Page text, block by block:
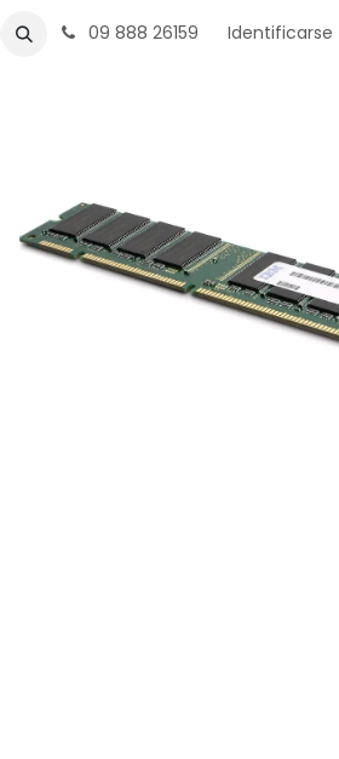
09 888 26159 Identificarse